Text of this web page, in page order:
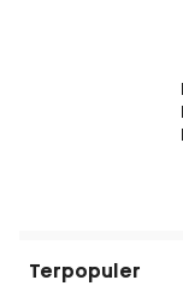
Terpopuler